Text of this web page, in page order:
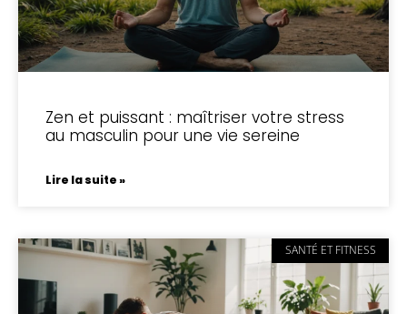
Zen et puissant : maîtriser votre stress
au masculin pour une vie sereine
Lire la suite »
SANTÉ ET FITNESS